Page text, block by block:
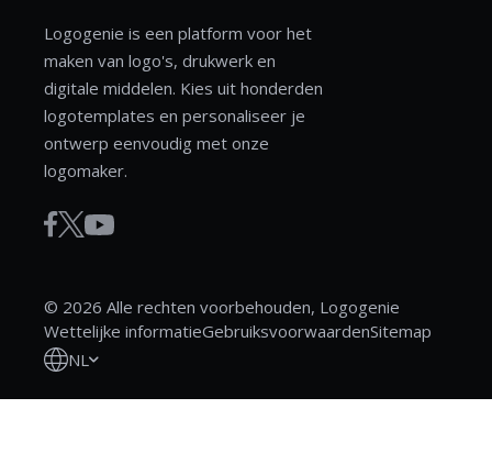
Logogenie is een platform voor het
maken van logo's, drukwerk en
digitale middelen. Kies uit honderden
logotemplates en personaliseer je
ontwerp eenvoudig met onze
logomaker.
© 2026 Alle rechten voorbehouden, Logogenie
Wettelijke informatieGebruiksvoorwaardenSitemap
NL